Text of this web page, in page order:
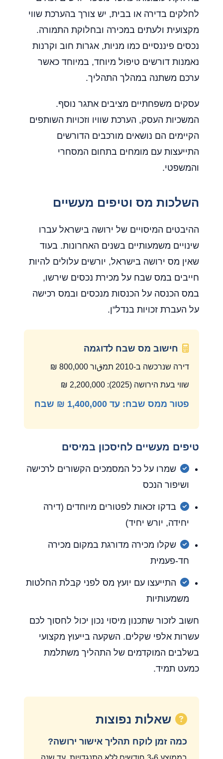
לחלקים בדירה או בבית, יש צורך בהערכת שווי
מקצועית ולעתים במכירה ובחלוקת התמורה.
נכסים פיננסיים כמו מניות, אגרות חוב וקרנות
נאמנות דורשים טיפול מיוחד, במיוחד כאשר
ערכם משתנה במהלך התהליך.
עסקים משפחתיים מציבים אתגר נוסף.
המשכיות העסק, הערכת שוויו וזכויות השותפים
הקיימים הם נושאים מורכבים הדורשים
התייעצות עם מומחים בתחום המסחרי
והמשפטי.
השלכות מס וטיפים מעשיים
ההיבטים המיסויים של ירושה בישראל עברו
שינויים משמעותיים בשנים האחרונות. בעוד
שאין מס ירושה בישראל, יורשים עלולים להיות
חייבים במס שבח על מכירת נכסים שירשו,
במס הכנסה על הכנסות מנכסים ובמס רכישה
על העברת זכויות בנדל"ן.
חישוב מס שבח לדוגמה
דירה שנרכשה ב-2010 תמقור 800,000 ₪
שווי בעת הירושה (2025): 2,200,000 ₪
פטור ממס שבח: עד 1,400,000 ₪ שבח
טיפים מעשיים לחיסכון במיסים
שמרו על כל המסמכים הקשורים לרכישה
ושיפור הנכס
בדקו זכאות לפטורים מיוחדים (דירה
יחידה, יורש יחיד)
שקלו מכירה מדורגת במקום מכירה
חד-פעמית
התייעצו עם יועץ מס לפני קבלת החלטות
משמעותיות
חשוב לזכור שתכנון מיסוי נכון יכול לחסוך לכם
עשרות אלפי שקלים. השקעה בייעוץ מקצועי
בשלבים המוקדמים של התהליך משתלמת
כמעט תמיד.
שאלות נפוצות
כמה זמן לוקח תהליך אישור ירושה?